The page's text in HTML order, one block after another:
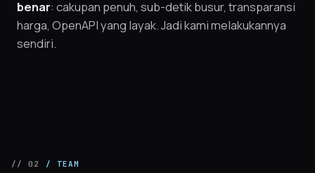
benar: cakupan penuh, sub-detik busur, transparansi
harga, OpenAPI yang layak. Jadi kami melakukannya
sendiri.
// 02 / TEAM